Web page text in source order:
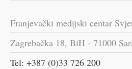
Franjevački medijski centar
Zagrebačka 18, BiH - 71000
Tel: +387 (0)33 726 200